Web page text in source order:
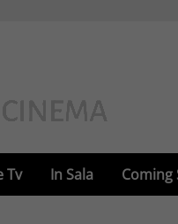
Tv In Sala Coming